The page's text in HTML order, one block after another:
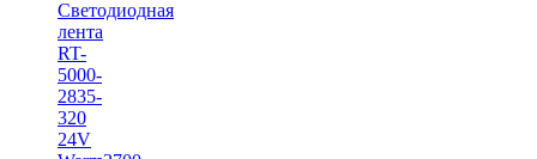
Светодиодная
лента
RT-
5000-
2835-
320
24V